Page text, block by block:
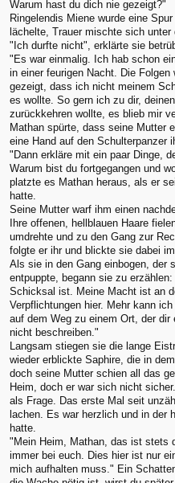
Warum hast du dich nie gezeigt?"
Ringelendis Miene wurde eine
lächelte, Trauer mischte sich unter
"Ich durfte nicht", erklärte sie
"Es war einmalig. Ich hab schon
in einer feurigen Nacht. Die
gezeigt, dass ich nicht meinem
es wollte. So gern ich zu dir,
zurückkehren wollte, es blieb mir
Mathan spürte, dass seine Mutter
eine Hand auf den Schulterpanzer
"Dann erkläre mit ein paar Dinge,
Warum bist du fortgegangen und
platzte es Mathan heraus, als er
hatte.
Seine Mutter warf ihm einen
Ihre offenen, hellblauen Haare
umdrehte und zu den Gang zur
folgte er ihr und blickte sie dabei
Als sie in den Gang einbogen, der
entpuppte, begann sie zu
Schicksal ist. Meine Macht ist an
Verpflichtungen hier. Mehr kann
auf dem Weg zu einem Ort, der
nicht beschreiben."
Langsam stiegen sie die lange
wieder erblickte Saphire, die in
doch seine Mutter schien all das
Heim, doch er war sich nicht
als Frage. Das erste Mal seit
lachen. Es war herzlich und in der
hatte.
"Mein Heim, Mathan, das ist stets
immer bei euch. Dies hier ist nur
mich aufhalten muss." Ein